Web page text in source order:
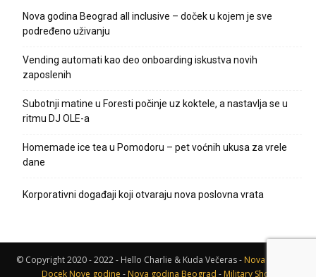
Nova godina Beograd all inclusive – doček u kojem je sve
podređeno uživanju
Vending automati kao deo onboarding iskustva novih
zaposlenih
Subotnji matine u Foresti počinje uz koktele, a nastavlja se u
ritmu DJ OLE-a
Homemade ice tea u Pomodoru – pet voćnih ukusa za vrele
dane
Korporativni događaji koji otvaraju nova poslovna vrata
© Copyright 2020 - 2022 - Hello Charlie & Kuda Večeras - Nova godina
Docek Nove godine - Nova godina Beograd - Military Shop